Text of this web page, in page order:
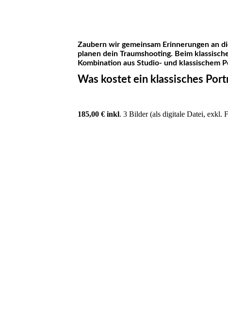
Zaubern wir gemeinsam Erinnerungen an
planen dein Traumshooting. Beim
Kombination aus Studio- und klassischem
Was kostet ein klassisches
185,00 € inkl. 3 Bilder (als digitale Datei, exkl.